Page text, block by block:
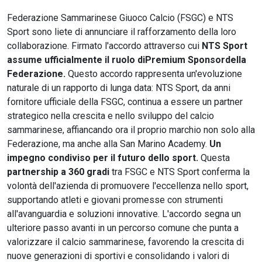
Federazione Sammarinese Giuoco Calcio (FSGC) e NTS
Sport sono liete di annunciare il rafforzamento della loro
collaborazione. Firmato l'accordo attraverso cui NTS Sport
assume ufficialmente il ruolo diPremium Sponsordella
Federazione. Questo accordo rappresenta un'evoluzione
naturale di un rapporto di lunga data: NTS Sport, da anni
fornitore ufficiale della FSGC, continua a essere un partner
strategico nella crescita e nello sviluppo del calcio
sammarinese, affiancando ora il proprio marchio non solo alla
Federazione, ma anche alla San Marino Academy. Un
impegno condiviso per il futuro dello sport. Questa
partnership a 360 gradi tra FSGC e NTS Sport conferma la
volontà dell'azienda di promuovere l'eccellenza nello sport,
supportando atleti e giovani promesse con strumenti
all'avanguardia e soluzioni innovative. L'accordo segna un
ulteriore passo avanti in un percorso comune che punta a
valorizzare il calcio sammarinese, favorendo la crescita di
nuove generazioni di sportivi e consolidando i valori di